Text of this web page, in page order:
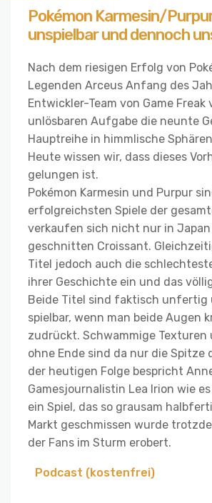
Pokémon Karmesin/
unspielbar und dennoch
Nach dem riesigen Erfolg von
Legenden Arceus Anfang des
Entwickler-Team von Game
unlösbaren Aufgabe die neunte
Hauptreihe in himmlische
Heute wissen wir, dass dieses
gelungen ist.
Pokémon Karmesin und Purpur
erfolgreichsten Spiele der
verkaufen sich nicht nur in
geschnitten Croissant.
Titel jedoch auch die
ihrer Geschichte ein und das
Beide Titel sind faktisch unfertig
spielbar, wenn man beide Augen
zudrückt. Schwammige Texturen
ohne Ende sind da nur die Spitze
der heutigen Folge bespricht
Gamesjournalistin Lea Irion wie
ein Spiel, das so grausam
Markt geschmissen wurde
der Fans im Sturm erobert.
Podcast (kostenfrei)